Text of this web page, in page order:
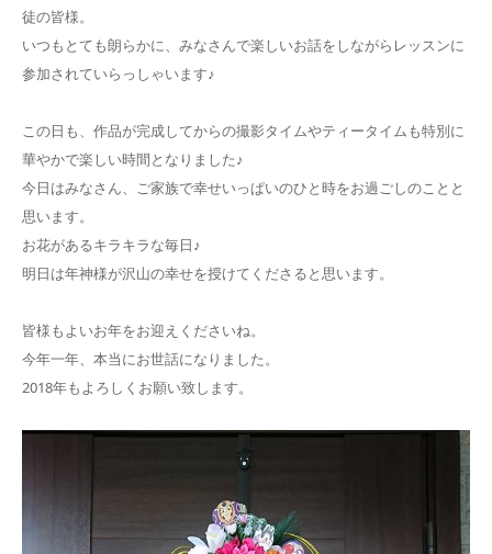
徒の皆様。
いつもとても朗らかに、みなさんで楽しいお話をしながらレッスンに
参加されていらっしゃいます♪
この日も、作品が完成してからの撮影タイムやティータイムも特別に
華やかで楽しい時間となりました♪
今日はみなさん、ご家族で幸せいっぱいのひと時をお過ごしのことと
思います。
お花があるキラキラな毎日♪
明日は年神様が沢山の幸せを授けてくださると思います。
皆様もよいお年をお迎えくださいね。
今年一年、本当にお世話になりました。
2018年もよろしくお願い致します。